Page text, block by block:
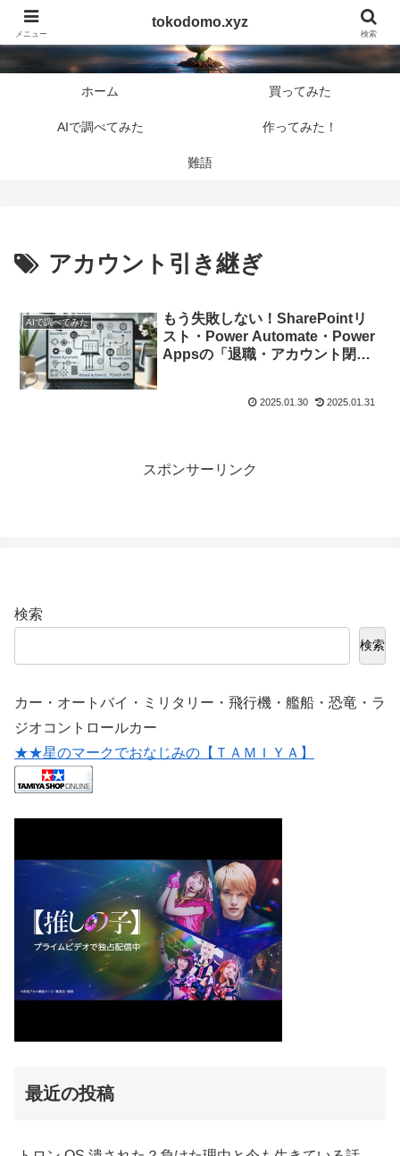
tokodomo.xyz
ホーム 買ってみた
AIで調べてみた 作ってみた！
難語
アカウント引き継ぎ
AIで調べてみた
もう失敗しない！SharePointリ
スト・Power Automate・Power
Appsの「退職・アカウント閉
2025.01.30 2025.01.31
スポンサーリンク
検索
検索
カー・オートバイ・ミリタリー・飛行機・艦船・恐竜・ラ
ジオコントロールカー
★★星のマークでおなじみの【ＴＡＭＩＹＡ】
最近の投稿
メニュー
tokodomo.xyz
検索